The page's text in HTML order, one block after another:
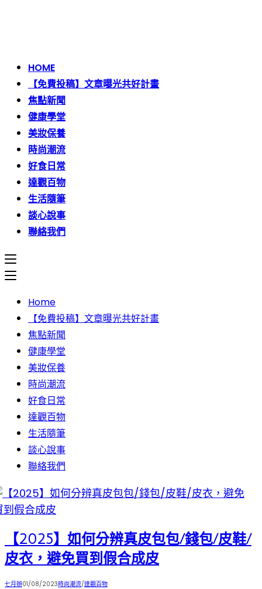
HOME
【免費投稿】文章曝光共好計畫
焦點新聞
健康學堂
美妝保養
時尚潮流
好食日常
達觀百物
生活隨筆
談心說事
聯絡我們
Toggle
button
expand
collapse
the
Menu
Home
【免費投稿】文章曝光共好計畫
焦點新聞
健康學堂
美妝保養
時尚潮流
好食日常
達觀百物
生活隨筆
談心說事
聯絡我們
【2025】如何分辨真皮包包/錢包/皮鞋/
皮衣，避免買到假合成皮
Post
七月辦Post
01/08/2023Post
時尚潮流/達觀百物